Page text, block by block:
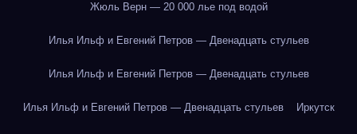
Жюль Верн — 20 000 лье под водой
Илья Ильф и Евгений Петров — Двенадцать стульев
Илья Ильф и Евгений Петров — Двенадцать стульев
Илья Ильф и Евгений Петров — Двенадцать стульев Иркутск